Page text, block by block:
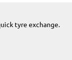
tyre exchange.